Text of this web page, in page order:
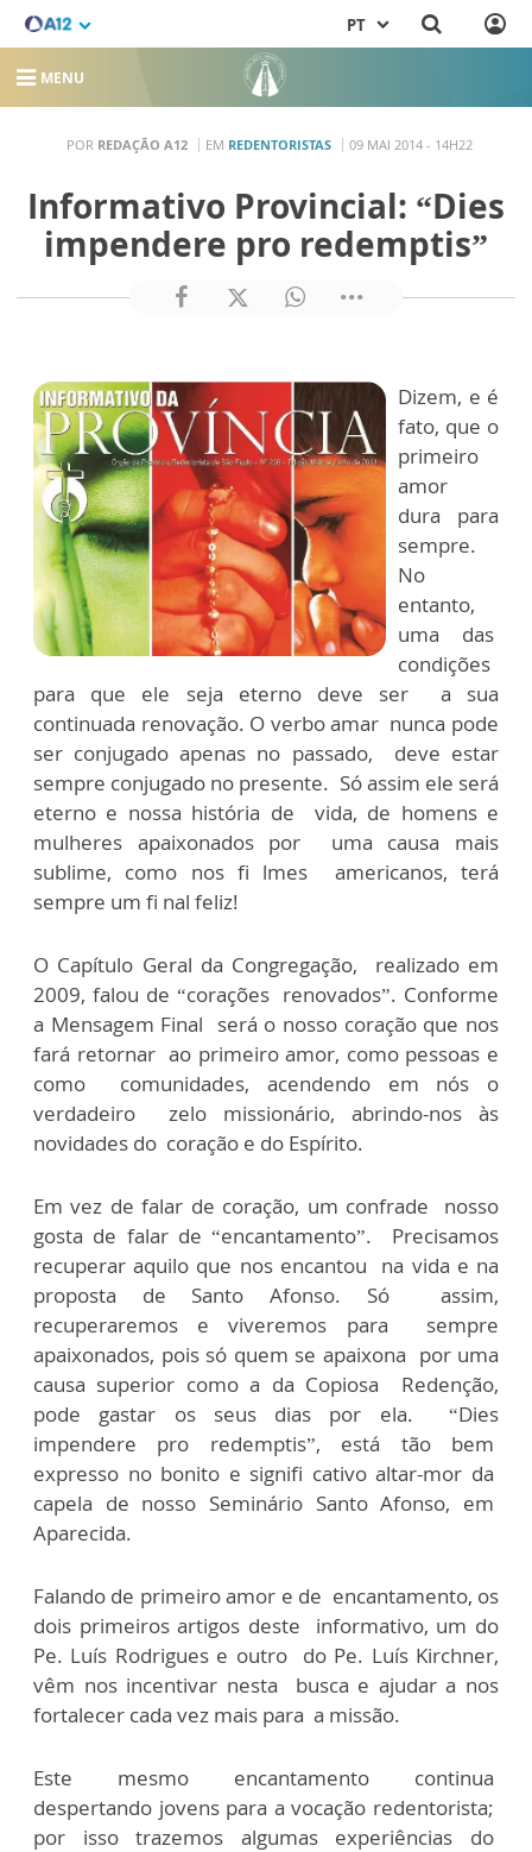
PT
MENU
POR REDAÇÃO A12 EM REDENTORISTAS 09 MAI 2014 - 14H22
Informativo Provincial: “Dies
impendere pro redemptis”
Dizem, e é
fato, que o
primeiro
amor
dura para
sempre.
No
entanto,
uma das
condições
para que ele seja eterno deve ser a sua
continuada renovação. O verbo amar nunca pode
ser conjugado apenas no passado, deve estar
sempre conjugado no presente. Só assim ele será
eterno e nossa história de vida, de homens e
mulheres apaixonados por uma causa mais
sublime, como nos fi lmes americanos, terá
sempre um fi nal feliz!
O Capítulo Geral da Congregação, realizado em
2009, falou de “corações renovados”. Conforme
a Mensagem Final será o nosso coração que nos
fará retornar ao primeiro amor, como pessoas e
como comunidades, acendendo em nós o
verdadeiro zelo missionário, abrindo-nos às
novidades do coração e do Espírito.
Em vez de falar de coração, um confrade nosso
gosta de falar de “encantamento”. Precisamos
recuperar aquilo que nos encantou na vida e na
proposta de Santo Afonso. Só assim,
recuperaremos e viveremos para sempre
apaixonados, pois só quem se apaixona por uma
causa superior como a da Copiosa Redenção,
pode gastar os seus dias por ela. “Dies
impendere pro redemptis”, está tão bem
expresso no bonito e signifi cativo altar-mor da
capela de nosso Seminário Santo Afonso, em
Aparecida.
Falando de primeiro amor e de encantamento, os
dois primeiros artigos deste informativo, um do
Pe. Luís Rodrigues e outro do Pe. Luís Kirchner,
vêm nos incentivar nesta busca e ajudar a nos
fortalecer cada vez mais para a missão.
Este mesmo encantamento continua
despertando jovens para a vocação redentorista;
por isso trazemos algumas experiências do